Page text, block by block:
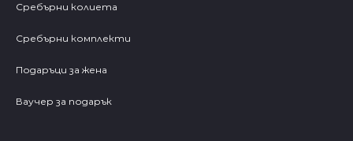
Сребърни колиета
Сребърни комплекти
Подаръци за жена
Ваучер за подарък